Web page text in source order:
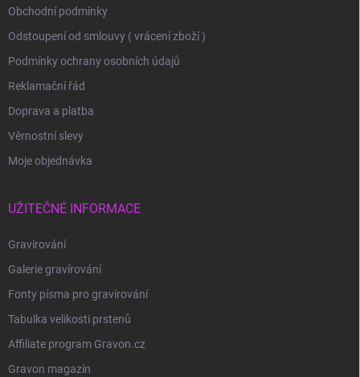
Obchodní podmínky
Odstoupení od smlouvy ( vrácení zboží )
Podmínky ochrany osobních údajů
Reklamační řád
Doprava a platba
Věrnostní slevy
Moje objednávka
UŽITEČNÉ INFORMACE
Gravírování
Galerie gravírování
Fonty písma pro gravírování
Tabulka velikosti prstenů
Affiliate program Gravon.cz
Gravon magazín